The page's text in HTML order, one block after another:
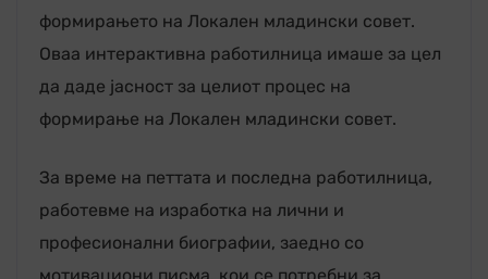
формирањето на Локален младински совет.
Оваа интерактивна работилница имаше за цел
да даде јасност за целиот процес на
формирање на Локалeн младински совет.
За време на петтата и последна работилница,
работевме на изработка на лични и
професионални биографии, заедно со
мотивациони писма, кои се потребни за